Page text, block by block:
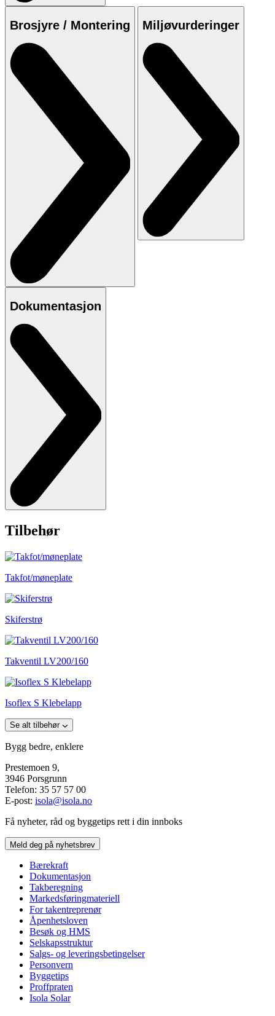
Brosjyre / Montering Miljøvurderinger
Dokumentasjon
Tilbehør
Takfot/møneplate
Skiferstrø
Takventil LV200/160
Isoflex S Klebelapp
Se alt tilbehør
Bygg bedre, enklere
Prestemoen 9,
3946 Porsgrunn
Telefon: 35 57 57 00
E-post: isola@isola.no
Få nyheter, råd og byggetips rett i din innboks
Meld deg på nyhetsbrev
Bærekraft
Dokumentasjon
Takberegning
Markedsføringmateriell
For takentreprenør
Åpenhetsloven
Besøk og HMS
Selskapsstruktur
Salgs- og leveringsbetingelser
Personvern
Byggetips
Proffpraten
Isola Solar